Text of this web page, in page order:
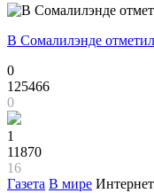
В Сомалилэнде
0
125466
0
1
11870
16
Газета В мире